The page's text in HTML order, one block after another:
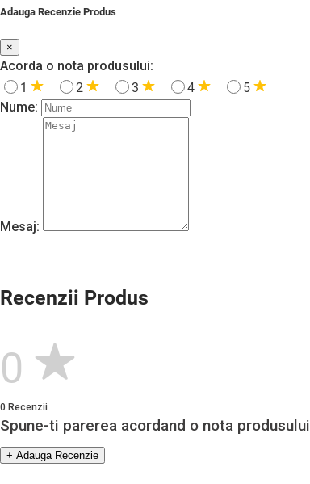
Adauga Recenzie Produs
×
Acorda o nota produsului:
1
2 3 4
5
Nume:
Mesaj:
Recenzii Produs
0
0 Recenzii
Spune-ti parerea acordand o nota produsului
+ Adauga Recenzie